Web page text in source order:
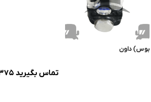
بوس) داون
تماس بگیرید 02166399375